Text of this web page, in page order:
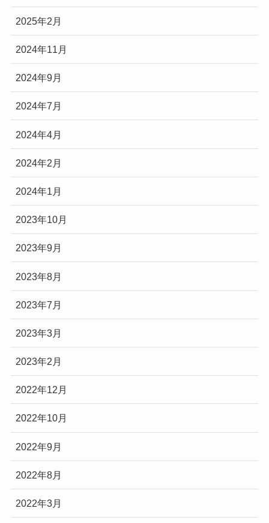
2025年2月
2024年11月
2024年9月
2024年7月
2024年4月
2024年2月
2024年1月
2023年10月
2023年9月
2023年8月
2023年7月
2023年3月
2023年2月
2022年12月
2022年10月
2022年9月
2022年8月
2022年3月